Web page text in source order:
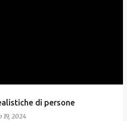
di persone
19, 2024